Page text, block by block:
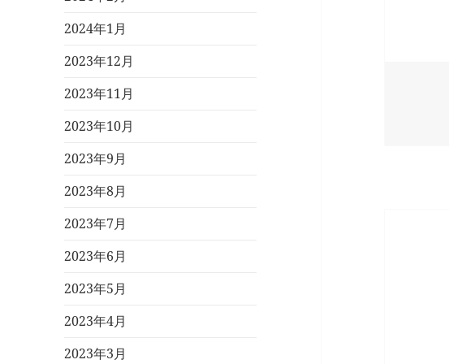
2024年1月
2023年12月
2023年11月
2023年10月
2023年9月
2023年8月
2023年7月
2023年6月
2023年5月
2023年4月
2023年3月